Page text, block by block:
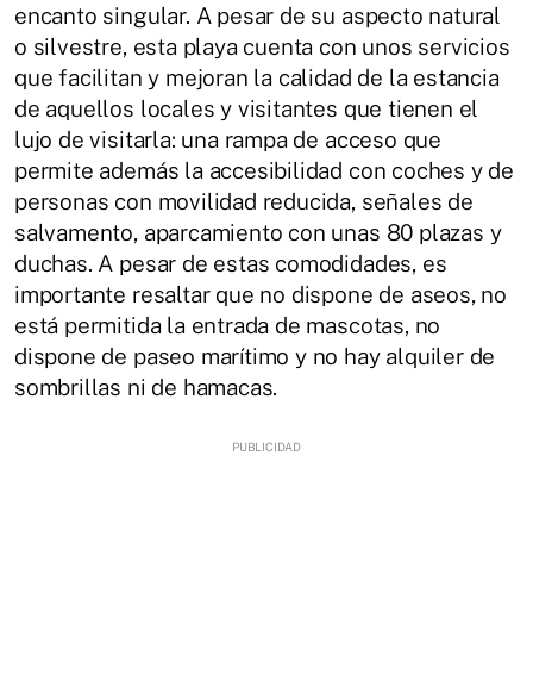
encanto singular. A pesar de su aspecto natural
o silvestre, esta playa cuenta con unos servicios
que facilitan y mejoran la calidad de la estancia
de aquellos locales y visitantes que tienen el
lujo de visitarla: una rampa de acceso que
permite además la accesibilidad con coches y de
personas con movilidad reducida, señales de
salvamento, aparcamiento con unas 80 plazas y
duchas. A pesar de estas comodidades, es
importante resaltar que no dispone de aseos, no
está permitida la entrada de mascotas, no
dispone de paseo marítimo y no hay alquiler de
sombrillas ni de hamacas.